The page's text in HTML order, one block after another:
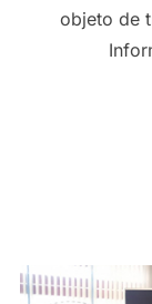
objeto de